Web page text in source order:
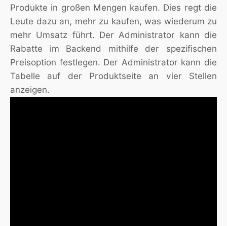
Produkte in großen Mengen kaufen. Dies regt die
Leute dazu an, mehr zu kaufen, was wiederum zu
mehr Umsatz führt. Der Administrator kann die
Rabatte im Backend mithilfe der spezifischen
Preisoption festlegen. Der Administrator kann die
Tabelle auf der Produktseite an vier Stellen
anzeigen.